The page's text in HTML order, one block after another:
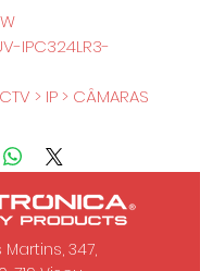
IPC324LR3-
> IP > CÂMARAS
Martins, 347,